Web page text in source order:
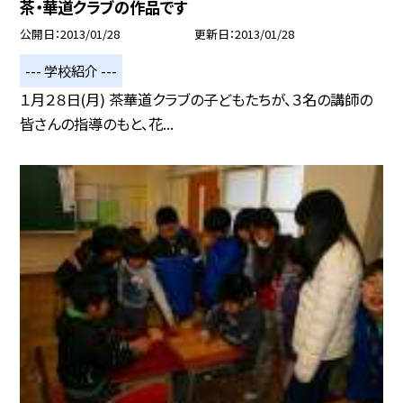
茶・華道クラブの作品です
公開日 2013/01/28 更新日 2013/01/28
--- 学校紹介 ---
１月２８日(月) 茶華道クラブの子どもたちが、３名の講師の
皆さんの指導のもと、花...